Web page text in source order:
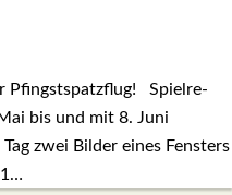
Pfingst­spatz­flug! Spiel­re­
bis und mit 8. Juni
zwei Bil­der eines Fens­ters